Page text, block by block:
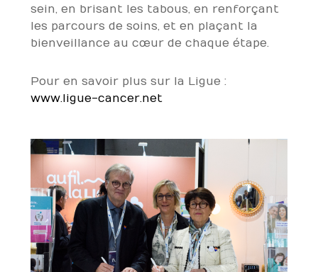
sein, en brisant les tabous, en renforçant
les parcours de soins, et en plaçant la
bienveillance au cœur de chaque étape.
Pour en savoir plus sur la Ligue :
www.ligue-cancer.net